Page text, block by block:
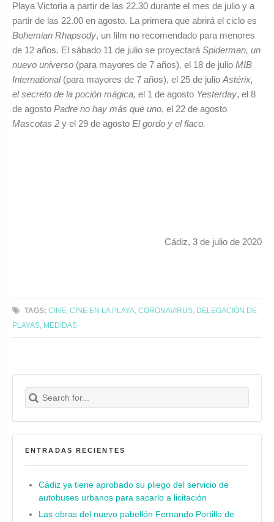
Playa Victoria a partir de las 22.30 durante el mes de julio y a
partir de las 22.00 en agosto. La primera que abrirá el ciclo es
Bohemian Rhapsody, un film no recomendado para menores
de 12 años. El sábado 11 de julio se proyectará Spiderman, un
nuevo universo (para mayores de 7 años), el 18 de julio MIB
International (para mayores de 7 años), el 25 de julio Astérix,
el secreto de la poción mágica, el 1 de agosto Yesterday, el 8
de agosto Padre no hay más que uno, el 22 de agosto
Mascotas 2 y el 29 de agosto El gordo y el flaco.
Cádiz, 3 de julio de 2020
TAGS: CINE ,CINE EN LA PLAYA ,CORONAVIRUS DELEGACIÓN DE
PLAYAS MEDIDAS
Search for:
Buscar
ENTRADAS RECIENTES
Cádiz ya tiene aprobado su pliego del servicio de
autobuses urbanos para sacarlo a licitación
Las obras del nuevo pabellón Fernando Portillo de